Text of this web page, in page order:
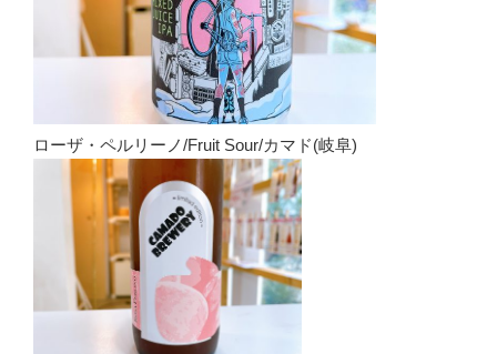
ローザ・ペルリーノ/Fruit Sour/カマド(岐阜)